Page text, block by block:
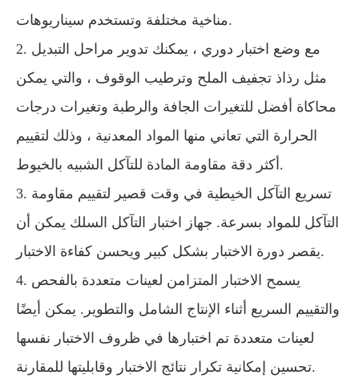
مناخية مختلفة وتستخدم سيناريوهات.
2. مع وضع اختبار دوري ، يمكنك تدوير مراحل التبديل
مثل رذاذ تجفيف الملح وترطيب الوقوف ، والتي يمكن
محاكاة أفضل للتغيرات الجافة والرطبة وتغيرات درجات
الحرارة التي تعاني منها المواد المعدنية ، وذلك لتقييم
أكثر دقة مقاومة المادة للتآكل الشبيه بالخيوط.
3. تسريع التآكل الخيطية في وقت قصير لتقييم مقاومة
التآكل للمواد بسرعة. جهاز اختبار التآكل السلك يمكن أن
يقصر دورة الاختبار بشكل كبير ويحسن كفاءة الاختبار.
4. يسمح الاختبار المتزامن لعينات متعددة بالفحص
والتقييم السريع أثناء الإنتاج الشامل والتطوير. يمكن أيضًا
لعينات متعددة تم اختبارها في ظروف الاختبار نفسها
تحسين إمكانية تكرار نتائج الاختبار وقابليتها للمقارنة.